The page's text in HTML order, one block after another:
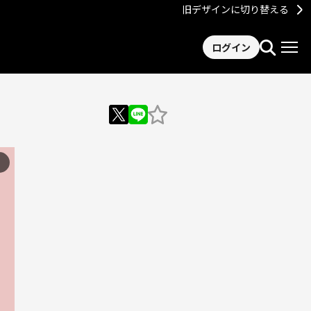
旧デザインに切り替える
ログイン